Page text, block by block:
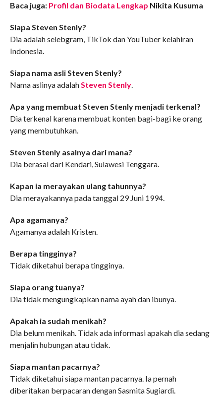
Baca juga: Profil dan Biodata Lengkap Nikita Kusuma
Siapa Steven Stenly?
Dia adalah selebgram, TikTok dan YouTuber kelahiran
Indonesia.
Siapa nama asli Steven Stenly?
Nama aslinya adalahSteven Stenly.
Apa yang membuat Steven Stenly menjadi terkenal?
Dia terkenal karena membuat konten bagi-bagi ke orang
yang membutuhkan.
Steven Stenly asalnya dari mana?
Dia berasal dari Kendari, Sulawesi Tenggara.
Kapan ia merayakan ulang tahunnya?
Dia merayakannya pada tanggal 29 Juni 1994.
Apa agamanya?
Agamanya adalah Kristen.
Berapa tingginya?
Tidak diketahui berapa tingginya.
Siapa orang tuanya?
Dia tidak mengungkapkan nama ayah dan ibunya.
Apakah ia sudah menikah?
Dia belum menikah. Tidak ada informasi apakah dia sedang
menjalin hubungan atau tidak.
Siapa mantan pacarnya?
Tidak diketahui siapa mantan pacarnya. Ia pernah
diberitakan berpacaran dengan Sasmita Sugiardi.